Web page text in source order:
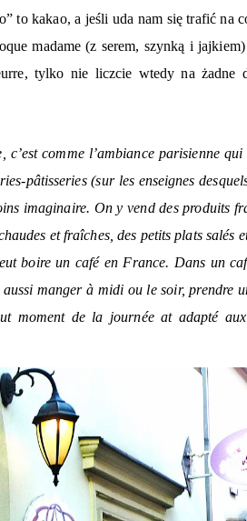
to kakao, a jeśli uda nam się trafić na
madame (z serem, szynką i
tylko nie liczcie wtedy na żadne
c’est comme l’ambiance parisienne
pâtisseries (sur les enseignes
imaginaire. On y vend des produits
et fraîches, des petits plats salés
boire un café en France. Dans un
manger à midi ou le soir, prendre
moment de la journée at adapté aux